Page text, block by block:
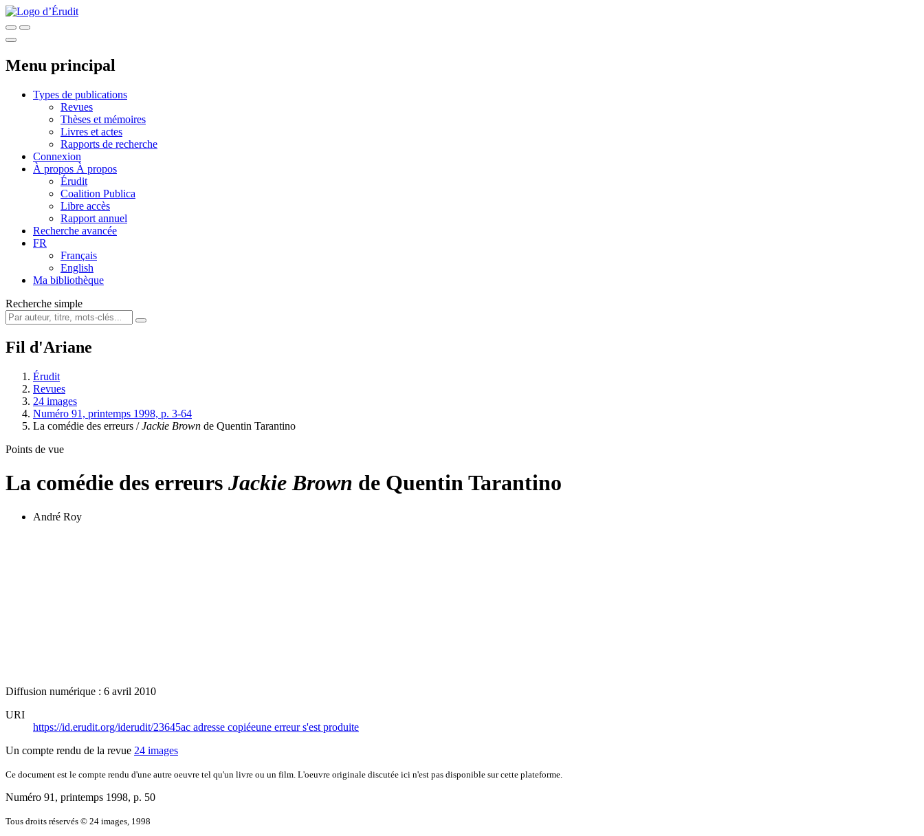
Menu principal
Types de publications
Revues
Thèses et mémoires
Livres et actes
Rapports de recherche
Connexion
À propos À propos
Érudit
Coalition Publica
Libre accès
Rapport annuel
Recherche avancée
FR
Français
English
Ma bibliothèque
Recherche simple
Fil d'Ariane
Érudit
Revues
24 images
Numéro 91, printemps 1998, p. 3-64
La comédie des erreurs /Jackie Brown de Quentin Tarantino
Points de vue
La comédie des erreurs Jackie Brown de Quentin Tarantino
André Roy
Diffusion numérique : 6 avril 2010
URI
https://id.erudit.org/iderudit/23645ac adresse copiéeune erreur s'est produite
Un compte rendu de la revue 24 images
Ce document est le compte rendu d'une autre oeuvre tel qu'un livre ou un film. L'oeuvre originale discutée ici n'est pas disponible sur cette plateforme.
Numéro 91, printemps 1998, p. 50
Tous droits réservés © 24 images, 1998